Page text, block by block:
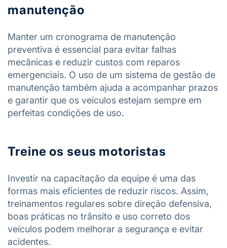
manutenção
Manter um cronograma de manutenção
preventiva é essencial para evitar falhas
mecânicas e reduzir custos com reparos
emergenciais. O uso de um sistema de gestão de
manutenção também ajuda a acompanhar prazos
e garantir que os veículos estejam sempre em
perfeitas condições de uso.
Treine os seus motoristas
Investir na capacitação da equipe é uma das
formas mais eficientes de reduzir riscos. Assim,
treinamentos regulares sobre direção defensiva,
boas práticas no trânsito e uso correto dos
veículos podem melhorar a segurança e evitar
acidentes.